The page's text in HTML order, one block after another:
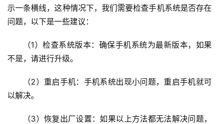
示一条横线，这种情况下，我们需要检查手机系统是否存在
问题，以下是一些建议：
（1）检查系统版本：确保手机系统为最新版本，如果
不是，请进行升级。
（2）重启手机：手机系统出现小问题，重启手机就可
以解决。
（3）恢复出厂设置：如果以上方法都无法解决问题，